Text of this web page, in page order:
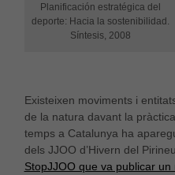
Planificación estratégica del
deporte: Hacia la sostenibilidad.
Síntesis, 2008
Existeixen moviments i
de la natura davant la
temps a Catalunya ha
dels JJOO d’Hivern del
StopJJOO que va publicar